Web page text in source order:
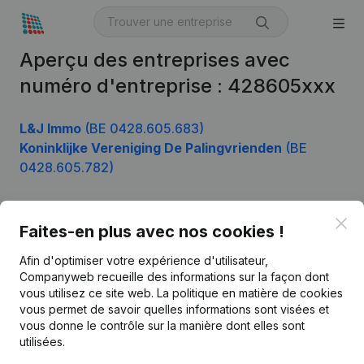
Aperçu des entreprises avec
numéro d'entreprise : 428605xxx
L&J Immo (BE 0428.605.683)
Koninklijke Vereniging De Palingvrienden (BE
0428.605.782)
Faites-en plus avec nos cookies !
Afin d'optimiser votre expérience d'utilisateur,
Companyweb recueille des informations sur la façon dont
vous utilisez ce site web. La politique en matière de cookies
vous permet de savoir quelles informations sont visées et
vous donne le contrôle sur la manière dont elles sont
utilisées.
Français
Kantorenpark Everest
Produit
Informations d’entreprise
Monitoring
Recherche internationale